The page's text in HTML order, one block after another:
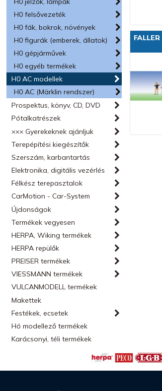
H0 felsővezeték
H0 fák, bokrok, növények
H0 figurák (emberek, állatok)
H0 gépjárművek
H0 egyéb termékek
H0 AC modellek
H0 AC (Märklin rendszer)
Prospektus, könyv, CD, DVD
Pótalkatrészek
××× Gyerekeknek ajánljuk
Terepépítési kiegészítők
Szerszám, karbantartás
Elektronika, digitális vezérlés
Félkész terepasztalok
CarMotion - Car-System
Újdonságok
Termékek vegyesen
HERPA, Wiking termékek
HERPA repülők
PREISER termékek
VIESSMANN termékek
VULCANMODELL termékek
Makettek
Festékek, ecsetek
Hó modellező termékek
Karácsonyi, téli termékek
FALLER